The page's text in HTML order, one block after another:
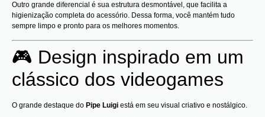
Outro grande diferencial é sua estrutura desmontável, que facilita a
higienização completa do acessório. Dessa forma, você mantém tudo
sempre limpo e pronto para os melhores momentos.
🎮 Design inspirado em um
clássico dos videogames
O grande destaque do Pipe Luigi está em seu visual criativo e nostálgico.